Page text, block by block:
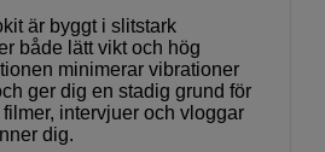
är byggt i slitstark
både lätt vikt och hög
minimerar vibrationer
ger dig en stadig grund för
intervjuer och vloggar
dig.